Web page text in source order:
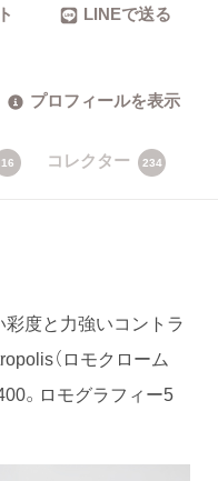
LINEで送る
プロフィールを表示
16 コレクター 234
彩度と力強いコントラ
（ロモクローム
。ロモグラフィー5